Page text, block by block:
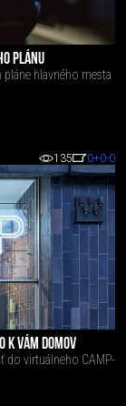
PLÁNU
hlavného mesta
135 0+0-0
K VÁM DOMOV
do virtuálneho CAMP-